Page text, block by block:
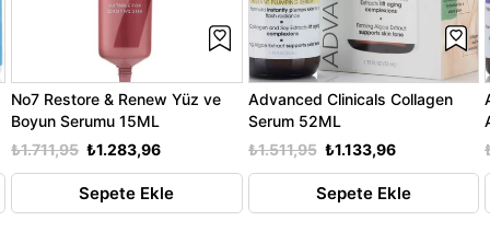
No7 Restore & Renew Yüz ve
Boyun Serumu 15ML
₺1.283,96
₺1.711,95
Sepete Ekle
Advanced Clinicals Collagen
Serum 52ML
₺1.133,96
₺1.511,95
Sepete Ekle